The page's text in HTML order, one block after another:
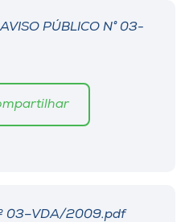
PÚBLICO N° 03-
03–VDA/2009.pdf